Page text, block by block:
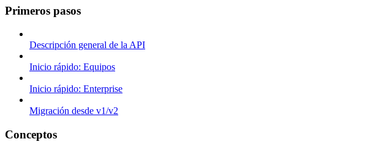
Primeros pasos
Descripción general de la API
Inicio rápido: Equipos
Inicio rápido: Enterprise
Migración desde v1/v2
Conceptos